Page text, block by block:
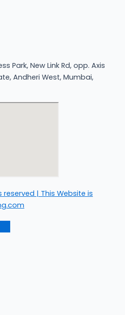
Park, New Link Rd, opp. Axis
Andheri West, Mumbai,
| This Website is